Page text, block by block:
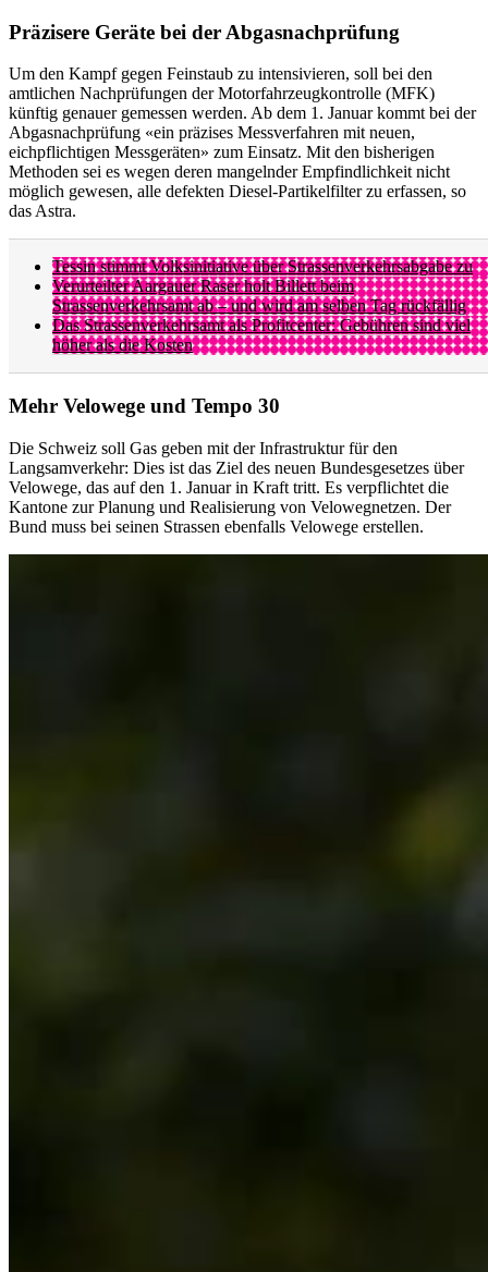
Präzisere Geräte bei der Abgasnachprüfung
Um den Kampf gegen Feinstaub zu intensivieren, soll bei den
amtlichen Nachprüfungen der Motorfahrzeugkontrolle (MFK)
künftig genauer gemessen werden. Ab dem 1. Januar kommt bei der
Abgasnachprüfung «ein präzises Messverfahren mit neuen,
eichpflichtigen Messgeräten» zum Einsatz. Mit den bisherigen
Methoden sei es wegen deren mangelnder Empfindlichkeit nicht
möglich gewesen, alle defekten Diesel-Partikelfilter zu erfassen, so
das Astra.
Tessin stimmt Volksinitiative über Strassenverkehrsabgabe zu
Verurteilter Aargauer Raser holt Billett beim
Strassenverkehrsamt ab – und wird am selben Tag rückfällig
Das Strassenverkehrsamt als Profitcenter: Gebühren sind viel
höher als die Kosten
Mehr Velowege und Tempo 30
Die Schweiz soll Gas geben mit der Infrastruktur für den
Langsamverkehr: Dies ist das Ziel des neuen Bundesgesetzes über
Velowege, das auf den 1. Januar in Kraft tritt. Es verpflichtet die
Kantone zur Planung und Realisierung von Velowegnetzen. Der
Bund muss bei seinen Strassen ebenfalls Velowege erstellen.